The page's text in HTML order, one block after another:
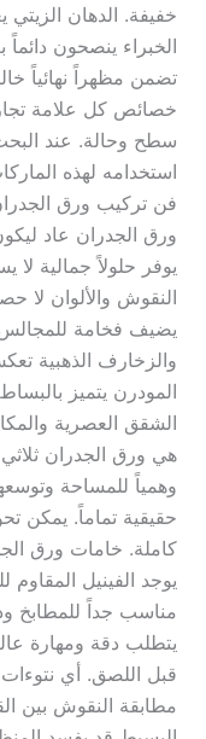
خفيفة. الدهان الزيتي
الخبراء ينصحون دائماً
تضمن مظهراً نهائياً
خصائص كل علامة
سطح وحالة. عند
استخدامه لهذه
فن تركيب ورق
ورق الجدران عاد
يوفر حلولاً جمالية لا
النقوش والألوان لا
يضيف فخامة
والزخارف الذهبية
المودرن يتميز
الشقق العصرية
هي ورق الجدران ثلاثي
وهمياً للمساحة
حقيقية تماماً. يمكن
كاملة. خامات ورق
يوجد الفينيل المقاوم
مناسب جداً للمطابخ
يتطلب دقة ومهارة
قبل اللصق. أي
مطابقة النقوش بين